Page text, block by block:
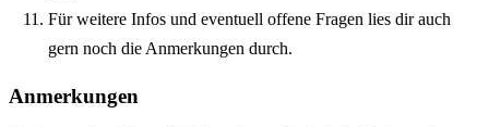
Für weitere Infos und eventuell offene Fragen lies dir auch
gern noch die Anmerkungen durch.
Anmerkungen